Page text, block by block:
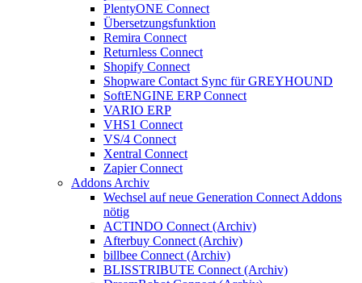
PlentyONE Connect
Übersetzungsfunktion
Remira Connect
Returnless Connect
Shopify Connect
Shopware Contact Sync für GREYHOUND
SoftENGINE ERP Connect
VARIO ERP
VHS1 Connect
VS/4 Connect
Xentral Connect
Zapier Connect
Addons Archiv
Wechsel auf neue Generation Connect Addons
nötig
ACTINDO Connect (Archiv)
Afterbuy Connect (Archiv)
billbee Connect (Archiv)
BLISSTRIBUTE Connect (Archiv)